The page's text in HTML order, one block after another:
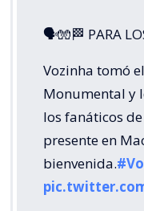
🗣🧤🏁 PARA
Vozinha tomó
Monumental y
los fanáticos de
presente en
bienvenida.